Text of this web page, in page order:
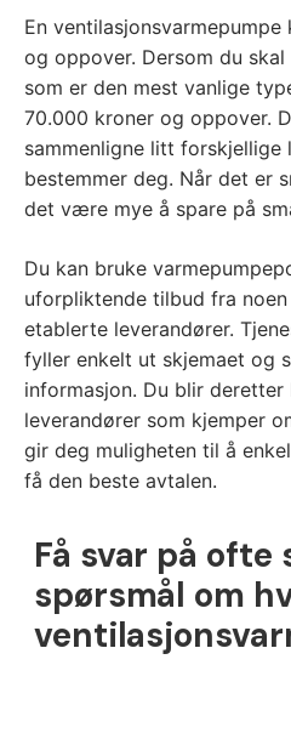
En
og oppover. Dersom du
som er den mest vanlige
70.000 kroner og oppover.
sammenligne litt forskjellige
bestemmer deg. Når det er
det være mye å spare på
Du kan bruke
uforpliktende tilbud fra
etablerte leverandører.
fyller enkelt ut skjemaet og
informasjon. Du blir
leverandører som kjemper
gir deg muligheten til å
få den beste avtalen.
Få svar på ofte
spørsmål om